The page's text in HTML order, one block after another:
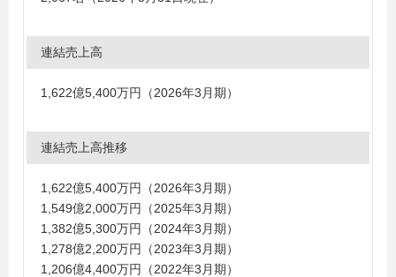
連結売上高
1,622億5,400万円（2026年3月期）
連結売上高推移
1,622億5,400万円（2026年3月期）
1,549億2,000万円（2025年3月期）
1,382億5,300万円（2024年3月期）
1,278億2,200万円（2023年3月期）
1,206億4,400万円（2022年3月期）